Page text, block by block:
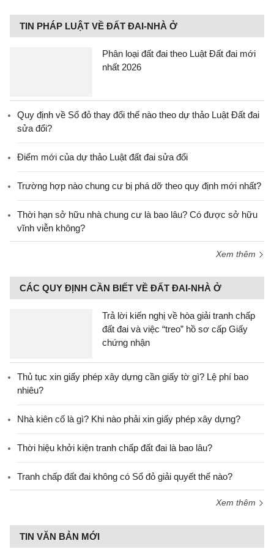
TIN PHÁP LUẬT VỀ ĐẤT ĐAI-NHÀ Ở
Phân loại đất đai theo Luật Đất đai mới
nhất 2026
Quy định về Sổ đỏ thay đổi thế nào theo dự thảo Luật Đất đai
sửa đổi?
Điểm mới của dự thảo Luật đất đai sửa đổi
Trường hợp nào chung cư bị phá dỡ theo quy định mới nhất?
Thời hạn sở hữu nhà chung cư là bao lâu? Có được sở hữu
vĩnh viễn không?
Xem thêm
CÁC QUY ĐỊNH CẦN BIẾT VỀ ĐẤT ĐAI-NHÀ Ở
Trả lời kiến nghị về hòa giải tranh chấp
đất đai và việc “treo” hồ sơ cấp Giấy
chứng nhận
Thủ tục xin giấy phép xây dựng cần giấy tờ gì? Lệ phí bao
nhiêu?
Nhà kiên cố là gì? Khi nào phải xin giấy phép xây dựng?
Thời hiệu khởi kiện tranh chấp đất đai là bao lâu?
Tranh chấp đất đai không có Sổ đỏ giải quyết thế nào?
Xem thêm
TIN VĂN BẢN MỚI